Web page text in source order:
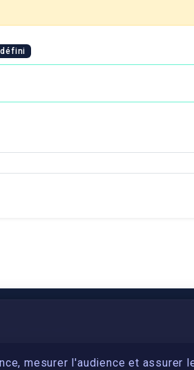
défini
mesurer l'audience et assurer
développeur avec IronSkill